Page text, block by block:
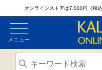
オンラインストアは7,000円（税
メニュー